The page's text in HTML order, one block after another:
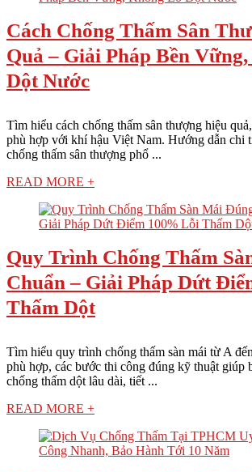
Cách Chống Thấm Sân
Quả – Giải Pháp Bền
Dột Nước
Tìm hiểu cách chống thấm sân thượng hiệu
phù hợp với khí hậu Việt Nam. Hướng dẫn chi
chống thấm sân thượng phổ ...
READ MORE +
Quy Trình Chống Thấm
Chuẩn – Giải Pháp Dứt
Thấm Dột
Tìm hiểu quy trình chống thấm sàn mái từ A
phù hợp, các bước thi công đúng kỹ thuật giúp
chống thấm dột lâu dài, tiết ...
READ MORE +